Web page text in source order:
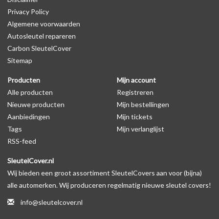
Levering
Voor 16:00 besteld = Dezelfde dag verzonden
Verzending naar België: 1/3 werkdagen
Merk: SleutelCover
Geschikt voor: Kia
Gewicht: 20g
Materiaal: Siliconen
Geschikt voor o.a. de volgende modellen:
* Afhankelijk van het bouwjaar
* Controleer
altijd alsnog eerst uw model sleutel met het
Privacy Policy
Algemene voorwaarden
Autosleutel repareren
Carbon SleutelCover
Sitemap
Producten
Alle producten
Nieuwe producten
Aanbiedingen
Tags
RSS-feed
Mijn account
Registreren
Mijn bestellingen
Mijn tickets
Mijn verlanglijst
SleutelCover.nl
Wij bieden een groot assortiment SleutelCovers aan voor (bijna)
alle automerken. Wij produceren regelmatig nieuwe sleutel covers!
info@sleutelcover.nl